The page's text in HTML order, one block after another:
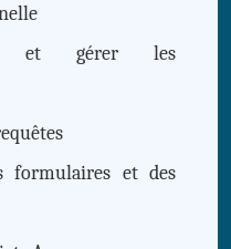
et gérer les
formulaires et des